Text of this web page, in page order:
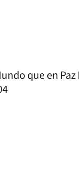
que en